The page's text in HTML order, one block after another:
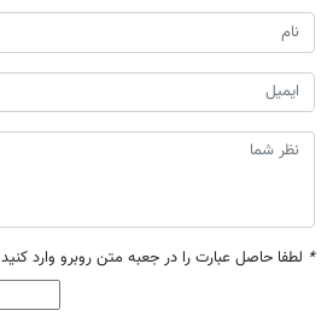
* لطفا حاصل عبارت را در جعبه متن روبرو وارد کنید